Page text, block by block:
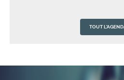
TOUT
QUALICUISINES vous
plus chaleureux de